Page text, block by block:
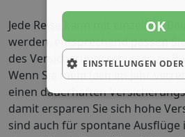
Jede Reise kann mit einzelnen
werden, entsprechend passen
des Versicherungsschutzes an
Wenn Sie mehrfach im Jahr
einen dauerhaften
damit ersparen Sie sich hohe
sind auch für spontane Ausflüge
OK
EINSTELLUNGEN